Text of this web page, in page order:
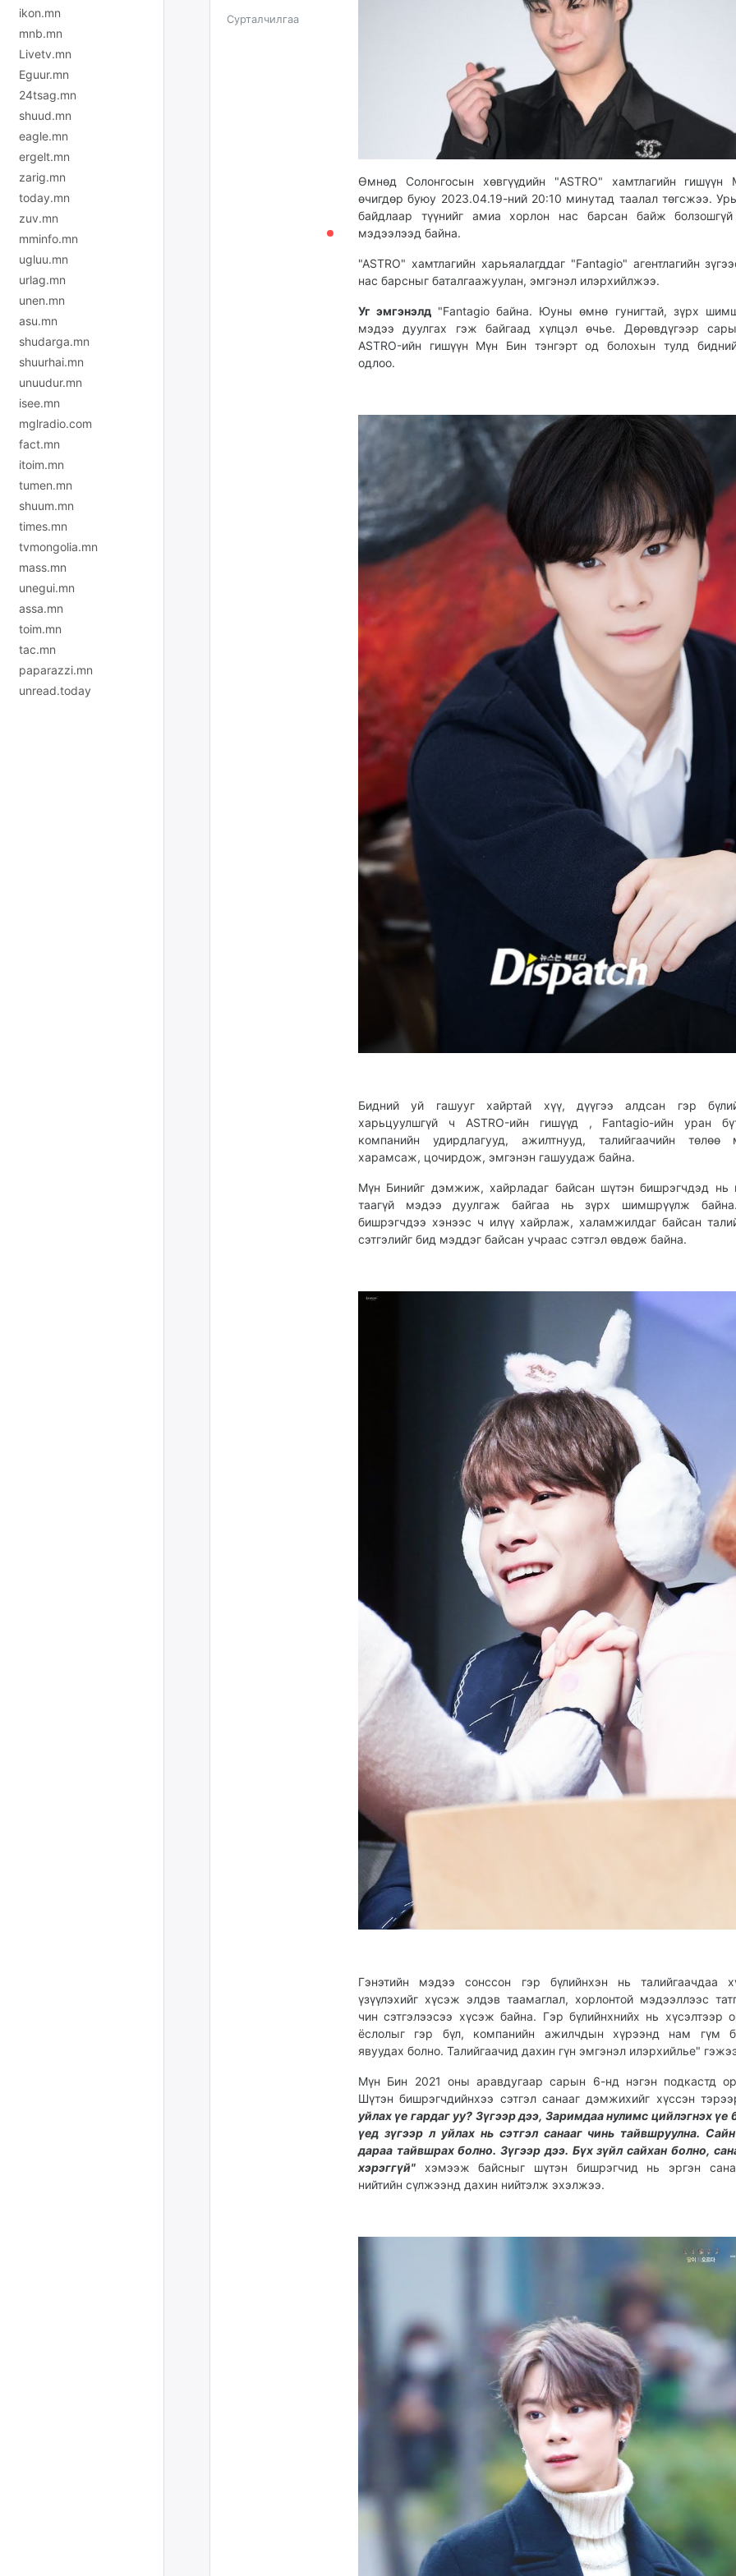
ikon.mn
mnb.mn
Livetv.mn
Eguur.mn
24tsag.mn
shuud.mn
eagle.mn
ergelt.mn
zarig.mn
today.mn
zuv.mn
mminfo.mn
ugluu.mn
urlag.mn
unen.mn
asu.mn
shudarga.mn
shuurhai.mn
unuudur.mn
isee.mn
mglradio.com
fact.mn
itoim.mn
tumen.mn
shuum.mn
times.mn
tvmongolia.mn
mass.mn
unegui.mn
assa.mn
toim.mn
tac.mn
paparazzi.mn
unread.today
Сурталчилгаа
Өмнөд Солонгосын хөвгүүдийн "ASTRO" хамтлагийн гишүүн
өчигдөр буюу 2023.04.19-ний 20:10 минутад таалал төгсжээ.
байдлаар түүнийг амиа хорлон нас барсан байж
мэдээлээд байна.
"ASTRO" хамтлагийн харьяалагддаг "Fantagio" агентлагийн
нас барсныг баталгаажуулан, эмгэнэл илэрхийлжээ.
Уг эмгэнэлд "Fantagio байна. Юуны өмнө гунигтай, зүрх
мэдээ дуулгах гэж байгаад хүлцэл өчье. Дөрөвдүгээр
ASTRO-ийн гишүүн Мүн Бин тэнгэрт од болохын тулд
одлоо.
Бидний уй гашууг хайртай хүү, дүүгээ алдсан гэр
харьцуулшгүй ч ASTRO-ийн гишүүд , Fantagio-ийн уран
компанийн удирдлагууд, ажилтнууд, талийгаачийн
харамсаж, цочирдож, эмгэнэн гашуудаж байна.
Мүн Бинийг дэмжиж, хайрладаг байсан шүтэн бишрэгчдэд нь
таагүй мэдээ дуулгаж байгаа нь зүрх шимшрүүлж
бишрэгчдээ хэнээс ч илүү хайрлаж, халамжилдаг байсан
сэтгэлийг бид мэддэг байсан учраас сэтгэл өвдөж байна.
Гэнэтийн мэдээ сонссон гэр бүлийнхэн нь талийгаачдаа
үзүүлэхийг хүсэж элдэв таамаглал, хорлонтой мэдээллээс
чин сэтгэлээсээ хүсэж байна. Гэр бүлийнхнийх нь хүсэлтээр
ёслолыг гэр бүл, компанийн ажилчдын хүрээнд нам гүм
явуудах болно. Талийгаачид дахин гүн эмгэнэл илэрхийлье"
Мүн Бин 2021 оны аравдугаар сарын 6-нд нэгэн подкастд
Шүтэн бишрэгчдийнхээ сэтгэл санааг дэмжихийг хүссэн
уйлах үе гардаг уу? Зүгээр дээ, Заримдаа нулимс цийлэгнэх үе
үед зүгээр л уйлах нь сэтгэл санааг чинь тайвшруулна.
дараа тайвшрах болно. Зүгээр дээ. Бүх зүйл сайхан болно,
хэрэггүй" хэмээж байсныг шүтэн бишрэгчид нь эргэн
нийтийн сүлжээнд дахин нийтэлж эхэлжээ.